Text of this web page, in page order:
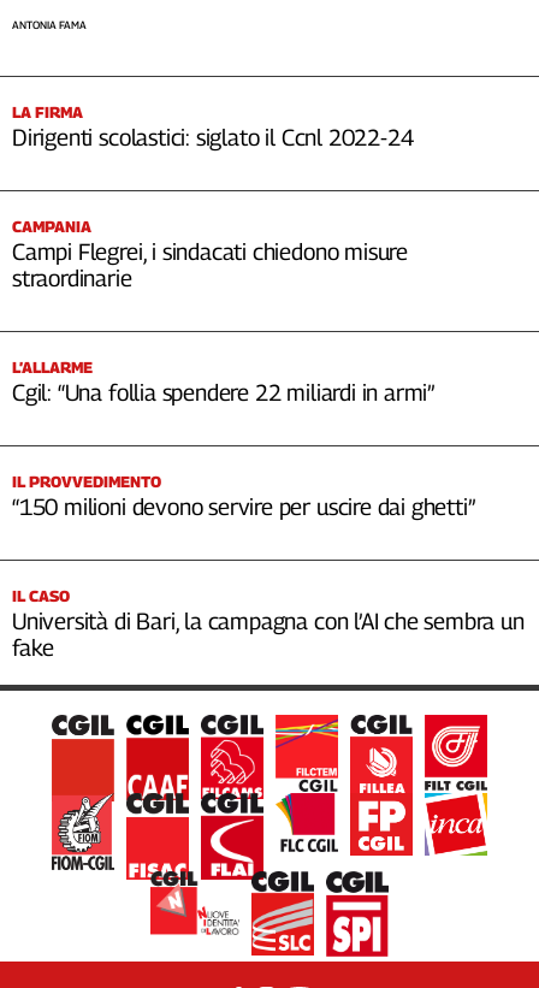
ANTONIA FAMA
LA FIRMA
Dirigenti scolastici: siglato il Ccnl 2022-24
CAMPANIA
Campi Flegrei, i sindacati chiedono misure
straordinarie
L’ALLARME
Cgil: “Una follia spendere 22 miliardi in armi”
IL PROVVEDIMENTO
“150 milioni devono servire per uscire dai ghetti”
IL CASO
Università di Bari, la campagna con l’AI che sembra un
fake